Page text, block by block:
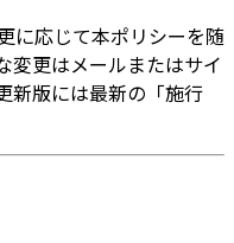
に応じて本ポリシーを随
変更はメールまたはサイ
新版には最新の「施行